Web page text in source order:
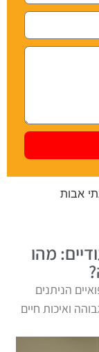
אבות
מהו
הניתנים
ואיכות חיים